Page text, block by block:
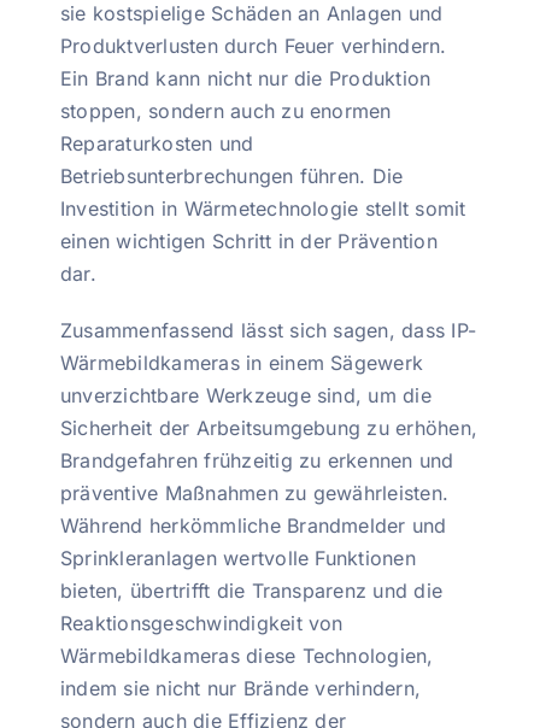
sie kostspielige Schäden an Anlagen und
Produktverlusten durch Feuer verhindern.
Ein Brand kann nicht nur die Produktion
stoppen, sondern auch zu enormen
Reparaturkosten und
Betriebsunterbrechungen führen. Die
Investition in Wärmetechnologie stellt somit
einen wichtigen Schritt in der Prävention
dar.
Zusammenfassend lässt sich sagen, dass IP-
Wärmebildkameras in einem Sägewerk
unverzichtbare Werkzeuge sind, um die
Sicherheit der Arbeitsumgebung zu erhöhen,
Brandgefahren frühzeitig zu erkennen und
präventive Maßnahmen zu gewährleisten.
Während herkömmliche Brandmelder und
Sprinkleranlagen wertvolle Funktionen
bieten, übertrifft die Transparenz und die
Reaktionsgeschwindigkeit von
Wärmebildkameras diese Technologien,
indem sie nicht nur Brände verhindern,
sondern auch die Effizienz der